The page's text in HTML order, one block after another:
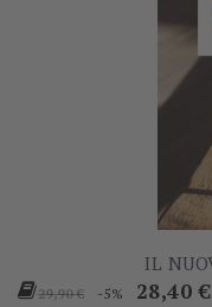
IL
Prezzo
29,90 € -5% Prezzo
28,40 €